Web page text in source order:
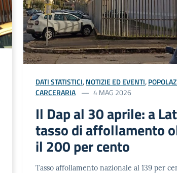
DATI STATISTICI,NOTIZIE ED EVENTI,
CARCERARIA
4 MAG 2026
Il Dap al 30 aprile: a
tasso di affollamento
il 200 per cento
Tasso affollamento nazionale al 139 per